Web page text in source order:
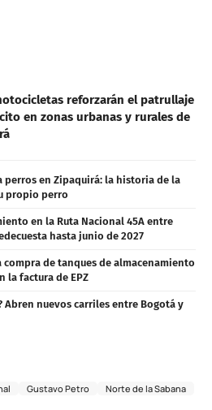
reforzarán el patrullaje
en zonas urbanas y rurales de
en Zipaquirá: la historia de la
propio perro
en la Ruta Nacional 45A entre
hasta junio de 2027
de tanques de almacenamiento
la factura de EPZ
Abren nuevos carriles entre Bogotá y
Gustavo Petro
Norte de la Sabana